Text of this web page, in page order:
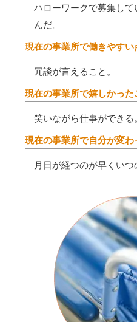
ハローワークで募集し
んだ。
現在の事業所で働きやすい
冗談が言えること。
現在の事業所で嬉しかった
笑いながら仕事ができる。
現在の事業所で自分が変
月日が経つのが早くいつ